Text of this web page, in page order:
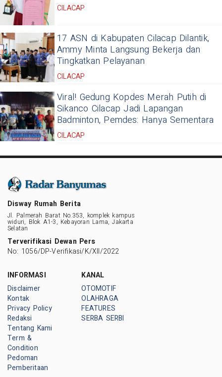
CILACAP
17 ASN di Kabupaten Cilacap Dilantik,
Ammy Minta Langsung Bekerja dan
Tingkatkan Pelayanan
CILACAP
Viral! Gedung Kopdes Merah Putih di
Sikanco Cilacap Jadi Lapangan
Badminton, Pemdes: Hanya Sementara
CILACAP
Disway Rumah Berita
Jl. Palmerah Barat No.353, komplek kampus
widuri, Blok A1-3, Kebayoran Lama, Jakarta
Selatan
Terverifikasi Dewan Pers
No: 1056/DP-Verifikasi/K/XII/2022
INFORMASI
Disclaimer
Kontak
Privacy Policy
Redaksi
Tentang Kami
Term &
Condition
Pedoman
Pemberitaan
KANAL
OTOMOTIF
OLAHRAGA
FEATURES
SERBA SERBI